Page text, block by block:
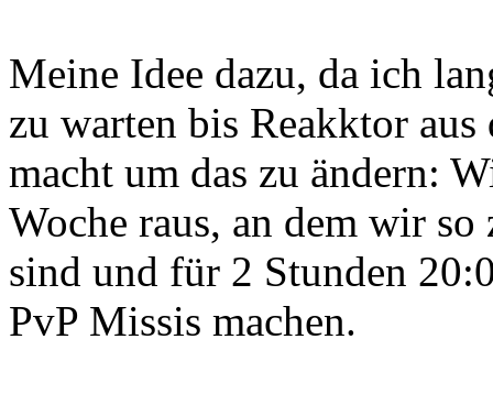
Meine Idee dazu, da ich
zu warten bis Reakktor
macht um das zu ändern:
Woche raus, an dem wir
sind und für 2 Stunden
PvP Missis machen.